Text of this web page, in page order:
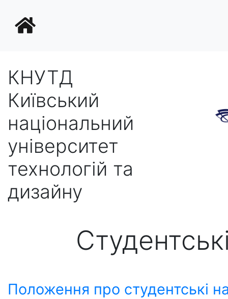
КНУТД
Київський
національний
університет
технологій та
дизайну
Положення про студентські